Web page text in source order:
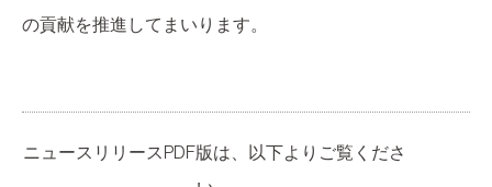
の貢献を推進してまいります。
ニュースリリースPDF版は、以下よりご覧くださ